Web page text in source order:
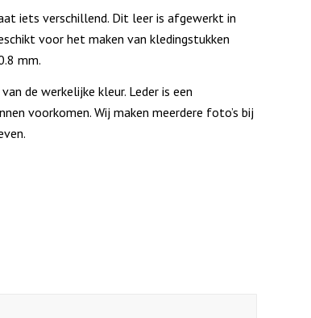
iets verschillend. Dit leer is afgewerkt in
voor het maken van kledingstukken
mm.
de werkelijke kleur. Leder is een
voorkomen. Wij maken meerdere foto’s bij